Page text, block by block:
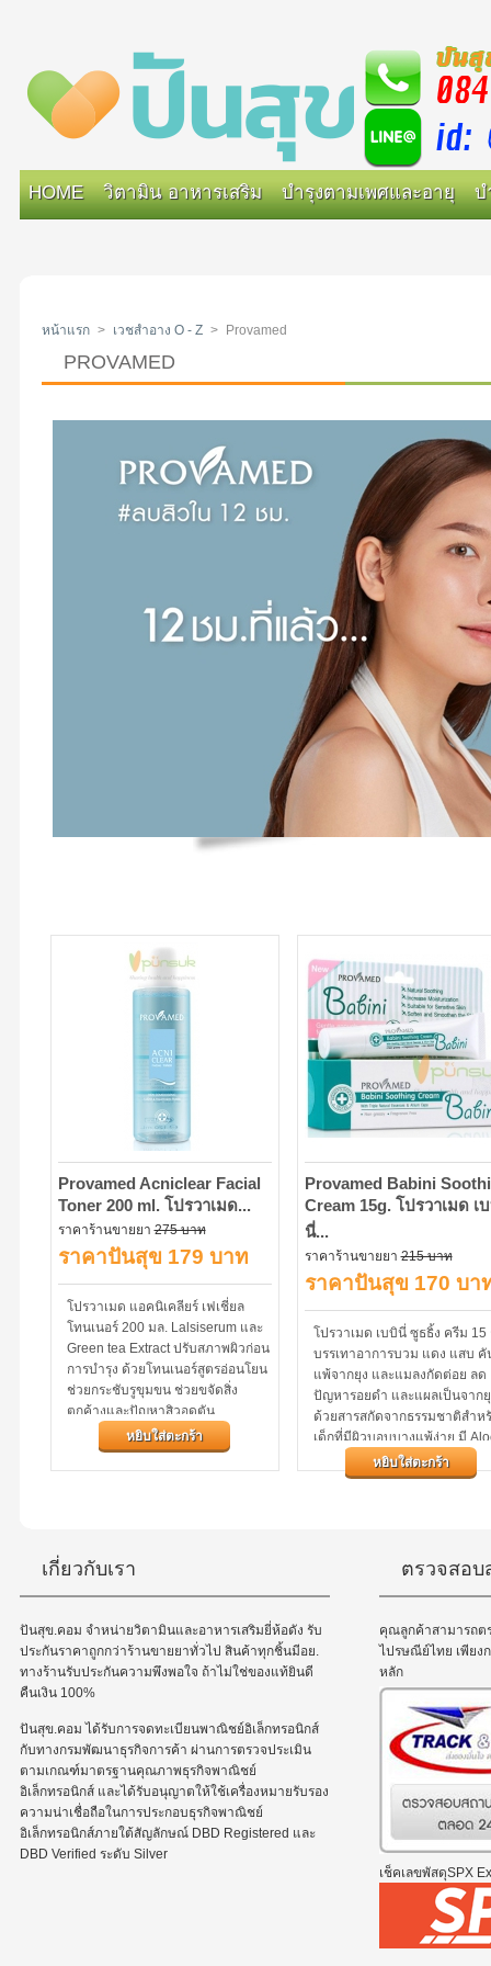
HOME วิตามิน อาหารเสริม บำรุงตามเพศและอายุ บ
หน้าแรก > เวชสำอาง O - Z > Provamed
PROVAMED
Provamed Acniclear Facial
Toner 200 ml. โปรวาเมด...
ราคาร้านขายยา275 บาท
ราคาปันสุข 179 บาท
โปรวาเมด แอคนิเคลียร์ เฟเชี่ยล
โทนเนอร์ 200 มล. Lalsiserum และ
Green tea Extract ปรับสภาพผิวก่อน
การบำรุง ด้วยโทนเนอร์สูตรอ่อนโยน
ช่วยกระชับรูขุมขน ช่วยขจัดสิ่ง
ตกค้างและปัญหาสิวอุดตัน...
หยิบใส่ตะกร้า
Provamed Babini
Cream 15g. โปรวาเมด เ
นี่...
ราคาร้านขายยา215 บาท
ราคาปันสุข 170 บา
โปรวาเมด เบบินี่ ซูธธิ้ง ครีม 15
บรรเทาอาการบวม แดง แสบ คั
แพ้จากยุง และแมลงกัดต่อย ลด
ปัญหารอยดำ และแผลเป็นจาก
ด้วยสารสกัดจากธรรมชาติสำห
เด็กที่มีผิวบอบบางแพ้ง่าย มี
Barbadensis Extract...
หยิบใส่ตะกร้า
เกี่ยวกับเรา
ปันสุข.คอม จำหน่ายวิตามินและอาหารเสริมยี่ห้อดัง รับ
ประกันราคาถูกกว่าร้านขายยาทั่วไป สินค้าทุกชิ้นมีอย.
ทางร้านรับประกันความพึงพอใจ ถ้าไม่ใช่ของแท้ยินดี
คืนเงิน 100%
ปันสุข.คอม ได้รับการจดทะเบียนพาณิชย์อิเล็กทรอนิกส์
กับทางกรมพัฒนาธุรกิจการค้า ผ่านการตรวจประเมิน
ตามเกณฑ์มาตรฐานคุณภาพธุรกิจพาณิชย์
อิเล็กทรอนิกส์ และได้รับอนุญาตให้ใช้เครื่องหมายรับรอง
ความน่าเชื่อถือในการประกอบธุรกิจพาณิชย์
อิเล็กทรอนิกส์ภายใต้สัญลักษณ์ DBD Registered และ
DBD Verified ระดับ Silver
ตรวจสอ
คุณลูกค้าสามารถต
ไปรษณีย์ไทย เพียง
หลัก
เช็คเลขพัสดุSPX